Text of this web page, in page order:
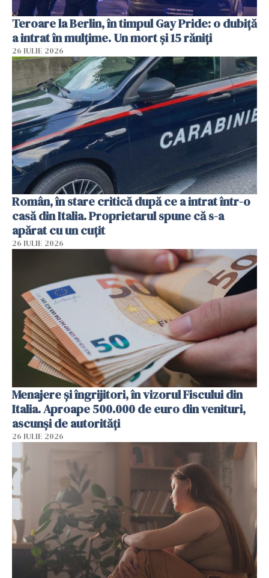
Teroare la Berlin, în timpul Gay Pride: o dubiță
a intrat în mulțime. Un mort și 15 răniți
26 IULIE 2026
Român, în stare critică după ce a intrat într-o
casă din Italia. Proprietarul spune că s-a
apărat cu un cuțit
26 IULIE 2026
Menajere și îngrijitori, în vizorul Fiscului din
Italia. Aproape 500.000 de euro din venituri,
ascunși de autorități
26 IULIE 2026